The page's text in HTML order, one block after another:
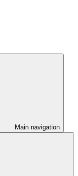
Main navigation